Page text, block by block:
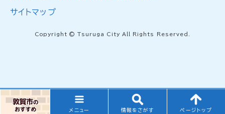
メニュー 情報をさがす ページトップ
サイトマップ
Copyright © Tsuruga City All Rights Reserved.